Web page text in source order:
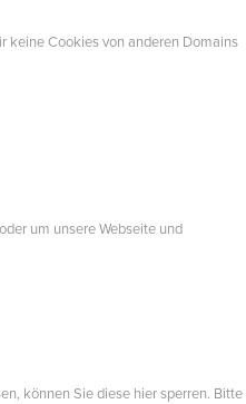
keine Cookies von anderen Domains
um unsere Webseite und
können Sie diese hier sperren. Bitte